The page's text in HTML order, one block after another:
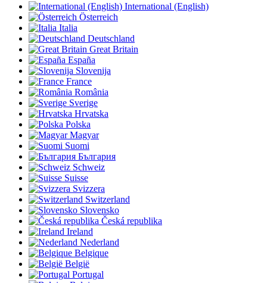
International (English)
Österreich
Italia
Deutschland
Great Britain
España
Slovenija
France
România
Sverige
Hrvatska
Polska
Magyar
Suomi
България
Schweiz
Suisse
Svizzera
Switzerland
Slovensko
Česká republika
Ireland
Nederland
Belgique
België
Portugal